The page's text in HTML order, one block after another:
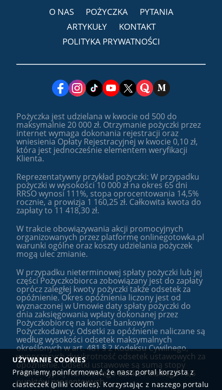
O NAS POŻYCZKA
PYTANIA
ARTYKUŁY
KONTAKT
POLITYKA PRYWATNOŚCI
Pożyczka jest udzielana w kwocie od 500 do
maksymalnie 20 000 zł. Otrzymanie pożyczki przez
internet wymaga dokonania rejestracji oraz
wniesienia Opłaty Rejestracyjnej w kwocie 0,10 zł,
która jest jednocześnie elementem weryfikacji
Klienta.
Reprezentatywny przykład pożyczki: W przypadku
pożyczki w wysokości10 000zł na okres 65 dni
RRSO wynosi 111%, stopa oprocentowania 14,5%
rocznie, a prowizja 1 160,25zł. Całkowita kwota do
zapłaty to 11 418,30zł.
W trakcie obowiązywania akcji promocyjnych
organizowanych przez platformę onlinegotowka.pl
warunki ogólne oraz koszty udzielania pożyczek
mogą ulec zmianie.
W przypadku nieterminowej spłaty pożyczki lub jej
części Pożyczkobiorca zobowiązany jest do zapłaty
oprócz zaległej kwoty pożyczki także odsetek za
opóźnienie. Okres opóźnienia liczony jest od
wyznaczonej w Umowie daty spłaty pożyczki do
dnia zaksięgowania wpłaty dokonanej przez
Pożyczkobiorcę na koncie bankowym
Pożyczkodawcy. Odsetki za opóźnienie naliczane są
według wysokości odsetek maksymalnych
określonych w art. 481 § 2 Kodeksu Cywilnego,
wynoszących dwukrotność odsetek ustawowych za
opóźnienie. Odsetki ustawowe są sumą stopy
referencyjnej Narodowego Banku Polskiego i 5,5
punktów procentowych.
UŻYWANIE COOKIES
Pragniemy poinformować, że nasz portal korzysta z
ciasteczek (pliki cookies). Korzystając z naszego portalu